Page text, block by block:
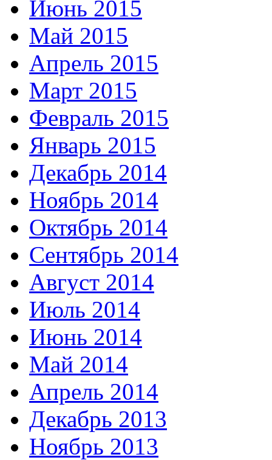
Июнь 2015
Май 2015
Апрель 2015
Март 2015
Февраль 2015
Январь 2015
Декабрь 2014
Ноябрь 2014
Октябрь 2014
Сентябрь 2014
Август 2014
Июль 2014
Июнь 2014
Май 2014
Апрель 2014
Декабрь 2013
Ноябрь 2013